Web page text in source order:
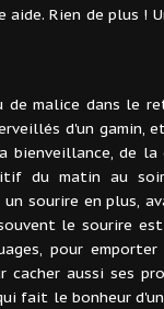
aide. Rien de plus !
malice dans le
d'un gamin,
bienveillance, de
du matin au
sourire en plus,
le sourire
pour
aussi ses
fait le bonheur